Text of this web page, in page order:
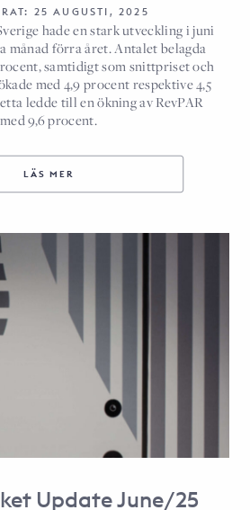
25 AUGUSTI, 2025
hade en stark utveckling i juni
månad förra året. Antalet belagda
samtidigt som snittpriset och
med 4,9 procent respektive 4,5
ledde till en ökning av RevPAR
med 9,6 procent.
LÄS MER
Update June/25